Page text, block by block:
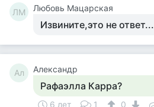
ЛМ Любовь Мацарская
Извините,это не ответ...
Ал Александр
Рафаэлла Карра?
6 лет 1 0